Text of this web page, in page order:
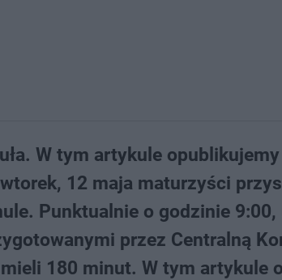
W tym artykule
12 maja maturzyści
Punktualnie o godzinie
przez Centralną
180 minut. W tym artykule